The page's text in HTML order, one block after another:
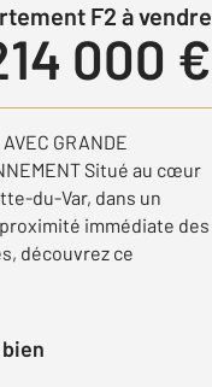
F2 à vendre
214 000 €
GRANDE
Situé au cœur
du-Var, dans un
immédiate des
découvrez ce
bien